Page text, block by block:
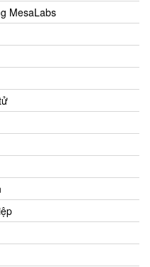
MesaLabs